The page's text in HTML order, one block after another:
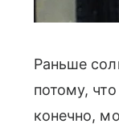
Раньше
потому,
конечно,